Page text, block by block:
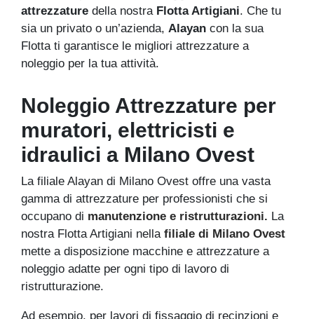
attrezzature della nostra Flotta Artigiani. Che tu
sia un privato o un’azienda, Alayan con la sua
Flotta ti garantisce le migliori attrezzature a
noleggio per la tua attività.
Noleggio Attrezzature per
muratori, elettricisti e
idraulici a Milano Ovest
La filiale Alayan di Milano Ovest offre una vasta
gamma di attrezzature per professionisti che si
occupano di manutenzione e ristrutturazioni. La
nostra Flotta Artigiani nella filiale di Milano Ovest
mette a disposizione macchine e attrezzature a
noleggio adatte per ogni tipo di lavoro di
ristrutturazione.
Ad esempio, per lavori di fissaggio di recinzioni e